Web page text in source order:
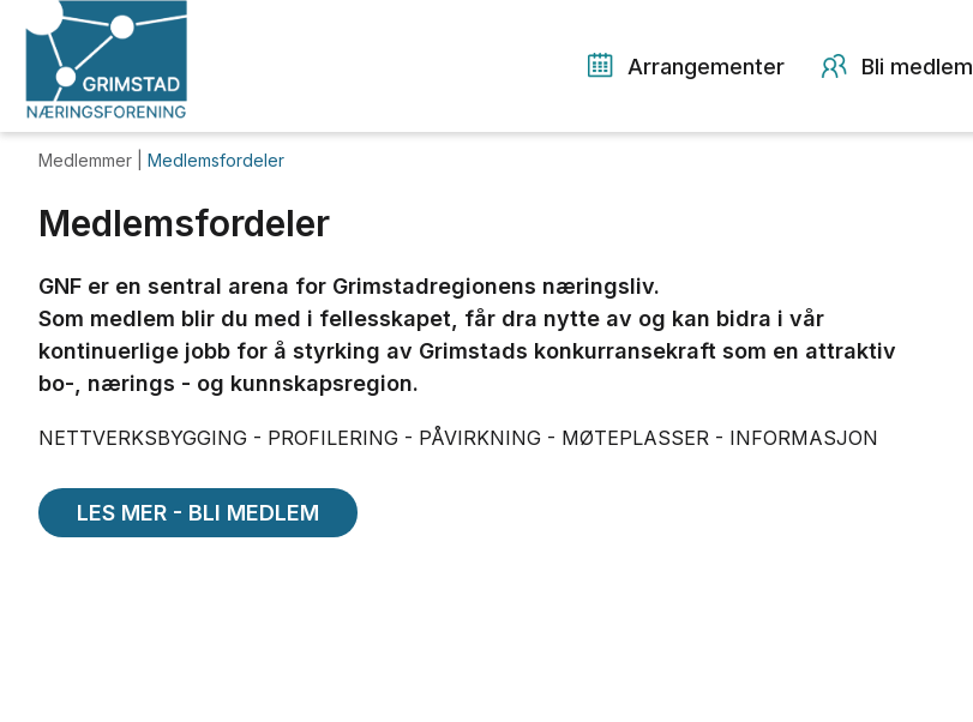
Arrangementer Bli medlem
Medlemmer | Medlemsfordeler
Medlemsfordeler
GNF er en sentral arena for Grimstadregionens næringsliv.
Som medlem blir du med i fellesskapet, får dra nytte av og kan bidra i vår
kontinuerlige jobb for å styrking av Grimstads konkurransekraft som en attraktiv
bo-, nærings - og kunnskapsregion.
NETTVERKSBYGGING - PROFILERING - PÅVIRKNING - MØTEPLASSER - INFORMASJON
LES MER - BLI MEDLEM